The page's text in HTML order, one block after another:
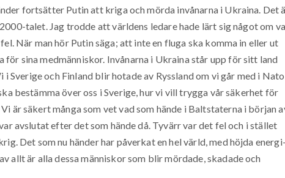
fortsätter Putin att kriga och mörda invånarna i Ukraina. Det
talet. Jag trodde att världens ledare hade lärt sig något om
När man hör Putin säga; att inte en fluga ska komma in eller ut
för sina medmänniskor. Invånarna i Ukraina står upp för sitt land
Sverige och Finland blir hotade av Ryssland om vi går med i
bestämma över oss i Sverige, hur vi vill trygga vår säkerhet för
är säkert många som vet vad som hände i Baltstaterna i början
avslutat efter det som hände då. Tyvärr var det fel och i stället
Det som nu händer har påverkat en hel värld, med höjda
allt är alla dessa människor som blir mördade, skadade och